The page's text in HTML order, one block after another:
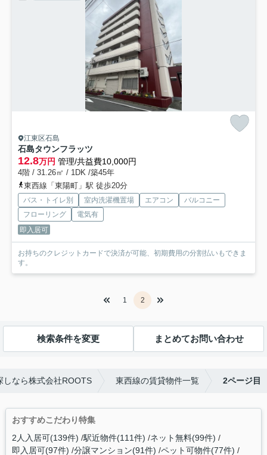
江東区石島
石島タウンフラッツ
12.8万円 管理/共益費10,000円
4階 / 31.26㎡ / 1DK /築45年
東西線「東陽町」駅 徒歩20分
バス・トイレ別 室内洗濯機置場 エアコン
バルコニー
フローリング
電気有
即入居可
お持ちのクレジットカードで決済が可能、初期費用の分割払いもできま
す。
1 2
検索条件を変更 まとめてお問い合わせ
しなら株式会社ROOTS 東西線の賃貸物件一覧 2ページ目
おすすめこだわり特集
2人入居可(139件) 駅近物件(111件) ネット無料(99件)
即入居可(97件) 分譲マンション(91件) ペット可物件(77件)